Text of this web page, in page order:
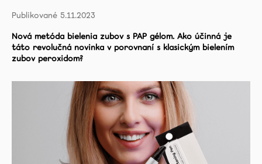
Zubné
kefky
starostlivosť
5.11.2023
Nová metóda bielenia zubov s PAP gélom. Ako účinná je
táto revolučná novinka v porovnaní s klasickým bielením
zubov peroxidom?